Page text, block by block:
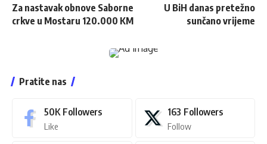
Za nastavak obnove Saborne
crkve u Mostaru 120.000 KM
U BiH danas pretežno
sunčano vrijeme
Pratite nas
50K Followers
Like
163 Followers
Follow